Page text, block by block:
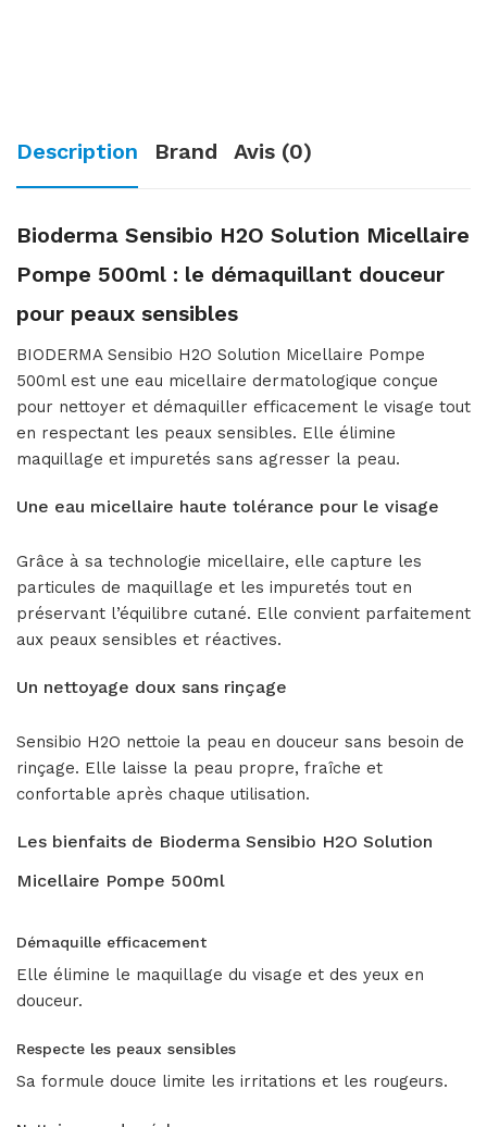
Description Brand Avis (0)
Bioderma Sensibio H2O Solution Micellaire
Pompe 500ml : le démaquillant douceur
pour peaux sensibles
BIODERMA Sensibio H2O Solution Micellaire Pompe
500ml est une eau micellaire dermatologique conçue
pour nettoyer et démaquiller efficacement le visage tout
en respectant les peaux sensibles. Elle élimine
maquillage et impuretés sans agresser la peau.
Une eau micellaire haute tolérance pour le visage
Grâce à sa technologie micellaire, elle capture les
particules de maquillage et les impuretés tout en
préservant l’équilibre cutané. Elle convient parfaitement
aux peaux sensibles et réactives.
Un nettoyage doux sans rinçage
Sensibio H2O nettoie la peau en douceur sans besoin de
rinçage. Elle laisse la peau propre, fraîche et
confortable après chaque utilisation.
Les bienfaits de Bioderma Sensibio H2O Solution
Micellaire Pompe 500ml
Démaquille efficacement
Elle élimine le maquillage du visage et des yeux en
douceur.
Respecte les peaux sensibles
Sa formule douce limite les irritations et les rougeurs.